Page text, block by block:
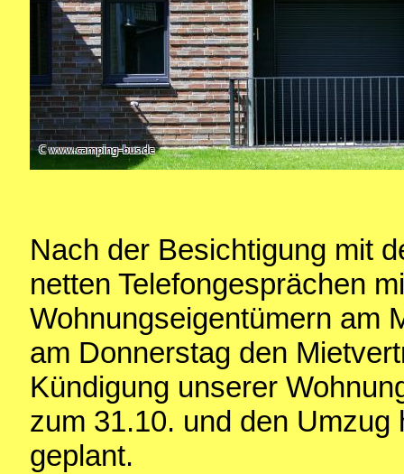
Nach der Besichtigung mit
netten Telefongesprächen
Wohnungseigentümern am
am Donnerstag den
Kündigung unserer
zum 31.10. und den
geplant.